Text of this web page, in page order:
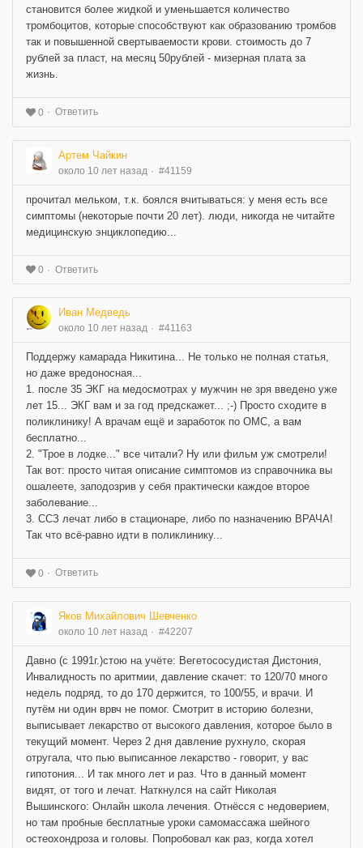
становится более жидкой и уменьшается количество
тромбоцитов, которые способствуют как образованию тромбов
так и повышенной свертываемости крови. стоимость до 7
рублей за пласт, на месяц 50рублей - мизерная плата за
жизнь.
0 Ответить
Артем Чайкин
около 10 лет назад #41159
прочитал мельком, т.к. боялся вчитываться: у меня есть все
симптомы (некоторые почти 20 лет). люди, никогда не читайте
медицинскую энциклопедию...
0 Ответить
Иван Медведь
около 10 лет назад #41163
Поддержу камарада Никитина... Не только не полная статья,
но даже вредоносная...
1. после 35 ЭКГ на медосмотрах у мужчин не зря введено уже
лет 15... ЭКГ вам и за год предскажет... ;-) Просто сходите в
поликлинику! А врачам ещё и заработок по ОМС, а вам
бесплатно...
2. "Трое в лодке..." все читали? Ну или фильм уж смотрели!
Так вот: просто читая описание симптомов из справочника вы
ошалеете, заподозрив у себя практически каждое второе
заболевание...
3. ССЗ лечат либо в стационаре, либо по назначению ВРАЧА!
Так что всё-равно идти в поликлинику...
0 Ответить
Яков Михайлович Шевченко
около 10 лет назад #42207
Давно (с 1991г.)стою на учёте: Вегетососудистая Дистония,
Инвалидность по аритмии, давление скачет: то 120/70 много
недель подряд, то до 170 держится, то 100/55, и врачи. И
путём ни один врвч не помог. Смотрит в историю болезни,
выписывает лекарство от высокого давления, которое было в
текущий момент. Через 2 дня давление рухнуло, скорая
отругала, что пью выписанное лекарство - говорит, у вас
гипотония... И так много лет и раз. Что в данный момент
видят, от того и лечат. Наткнулся на сайт Николая
Вышинского: Онлайн школа лечения. Отнёсся с недоверием,
но там пробные бесплатные уроки самомассажа шейного
остеохондроза и головы. Попробовал как раз, когда хотел